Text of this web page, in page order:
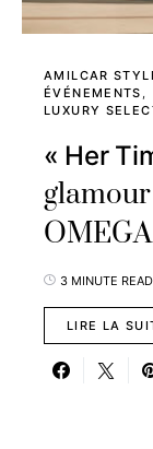
AMILCAR
ÉVÉNEMENTS
LUXURY
« Her
3 MINUTE READ
LIRE LA